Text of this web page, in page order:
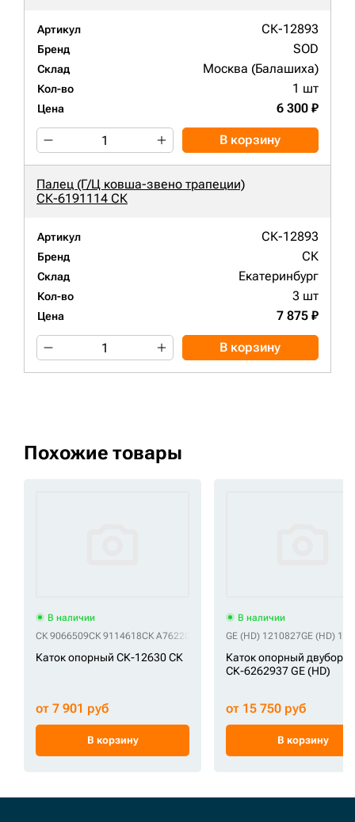
Артикул СК-12893
Бренд SOD
Склад Москва (Балашиха)
Кол-во 1 шт
Цена 6 300 ₽
В корзину
Палец (Г/Ц ковша-звено трапеции)
СК-6191114 СК
Артикул СК-12893
Бренд СК
Склад Екатеринбург
Кол-во 3 шт
Цена 7 875 ₽
В корзину
Похожие товары
В наличии
СК 9066509СК 9114618СК A7622001M00 СК HT47СК TH102351
Каток опорный СК-12630 СК
от 7 901 руб
В корзину
В наличии
GE (HD) 1210827GE (HD)
Каток опорный
СК-6262937 GE (HD)
от 15 750 руб
В корзину